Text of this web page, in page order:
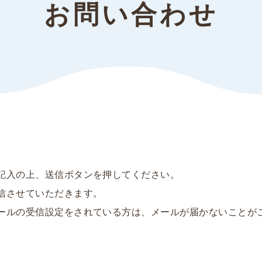
お問い合わせ
入の上、送信ボタンを押してください。
せていただきます。
ルの受信設定をされている方は、メールが届かないことが